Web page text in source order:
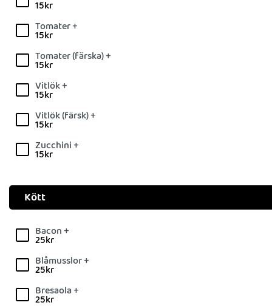
15kr
Tomater +
15kr
Tomater (färska) +
15kr
Vitlök +
15kr
Vitlök (färsk) +
15kr
Zucchini +
15kr
Kött
Bacon +
25kr
Blåmusslor +
25kr
Bresaola +
25kr